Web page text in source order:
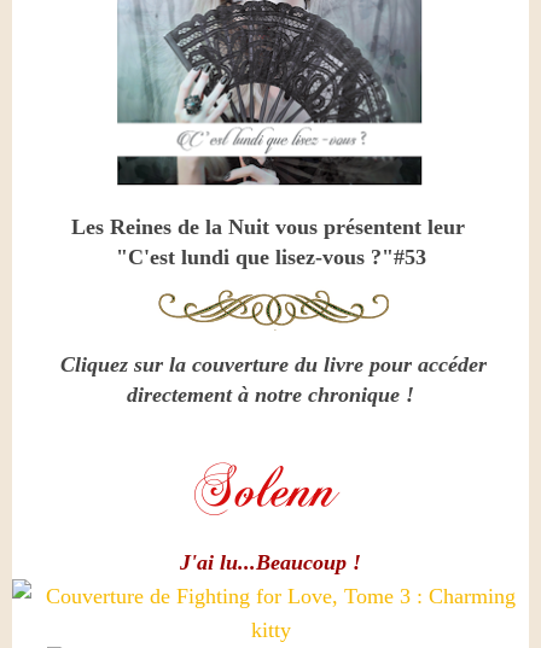
Les Reines de la Nuit vous présentent leur
"C'est lundi que lisez-vous ?"#53
Cliquez sur la couverture du livre pour accéder
directement à notre chronique !
J'ai lu...Beaucoup !